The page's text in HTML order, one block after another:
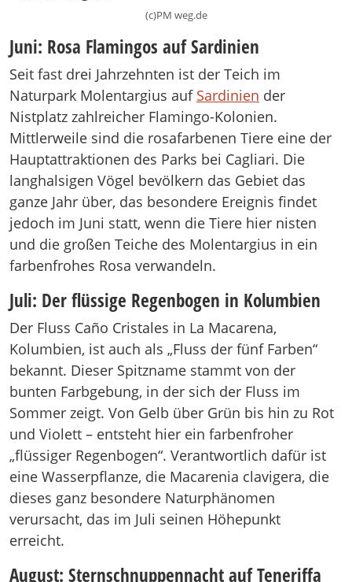
(c)PM weg.de
Juni: Rosa Flamingos auf Sardinien
Seit fast drei Jahrzehnten ist der Teich im
Naturpark Molentargius auf Sardinien der
Nistplatz zahlreicher Flamingo-Kolonien.
Mittlerweile sind die rosafarbenen Tiere eine der
Hauptattraktionen des Parks bei Cagliari. Die
langhalsigen Vögel bevölkern das Gebiet das
ganze Jahr über, das besondere Ereignis findet
jedoch im Juni statt, wenn die Tiere hier nisten
und die großen Teiche des Molentargius in ein
farbenfrohes Rosa verwandeln.
Juli: Der flüssige Regenbogen in Kolumbien
Der Fluss Caño Cristales in La Macarena,
Kolumbien, ist auch als „Fluss der fünf Farben“
bekannt. Dieser Spitzname stammt von der
bunten Farbgebung, in der sich der Fluss im
Sommer zeigt. Von Gelb über Grün bis hin zu Rot
und Violett – entsteht hier ein farbenfroher
„flüssiger Regenbogen“. Verantwortlich dafür ist
eine Wasserpflanze, die Macarenia clavigera, die
dieses ganz besondere Naturphänomen
verursacht, das im Juli seinen Höhepunkt
erreicht.
August: Sternschnuppennacht auf Teneriffa